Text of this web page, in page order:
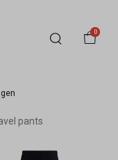
0
pants